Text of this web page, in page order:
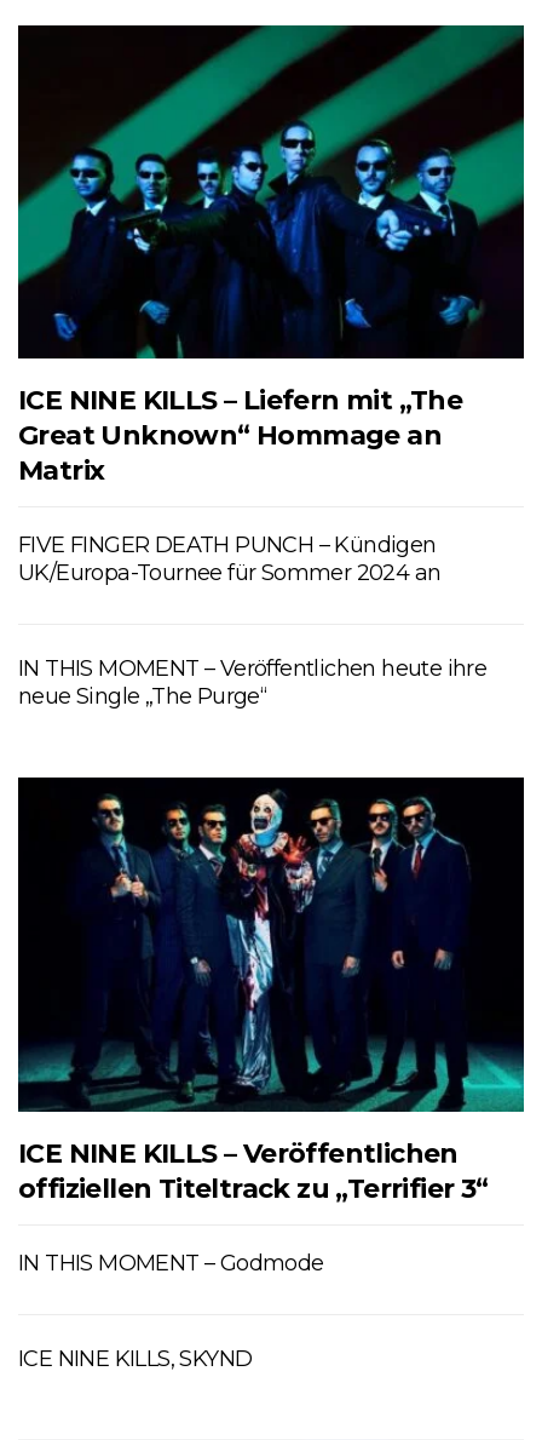
ICE NINE KILLS – Liefern mit „The
Great Unknown“ Hommage an
Matrix
FIVE FINGER DEATH PUNCH – Kündigen
UK/Europa-Tournee für Sommer 2024 an
IN THIS MOMENT – Veröffentlichen heute ihre
neue Single „The Purge“
ICE NINE KILLS – Veröffentlichen
offiziellen Titeltrack zu „Terrifier 3“
IN THIS MOMENT – Godmode
ICE NINE KILLS, SKYND